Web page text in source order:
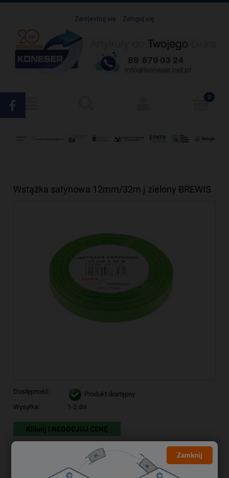
Zarejestruj się Zaloguj się
Wstążka satynowa 12mm/32m j.zielony BREWIS
Dostępność:
Produkt dostępny
Wysyłka:
1-2 dni
Kliknij i NEGOCJUJ CENĘ
Zamknij